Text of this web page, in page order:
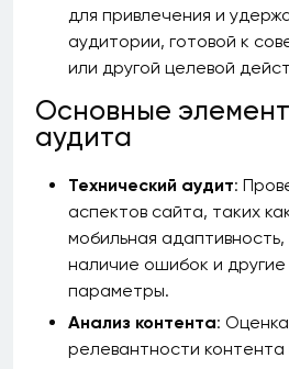
для привлечения и
аудитории, готовой к
или другой целевой
Основные
аудита
Технический аудит:
аспектов сайта, таких
мобильная адаптивность,
наличие ошибок и
параметры.
Анализ контента:
релевантности контента